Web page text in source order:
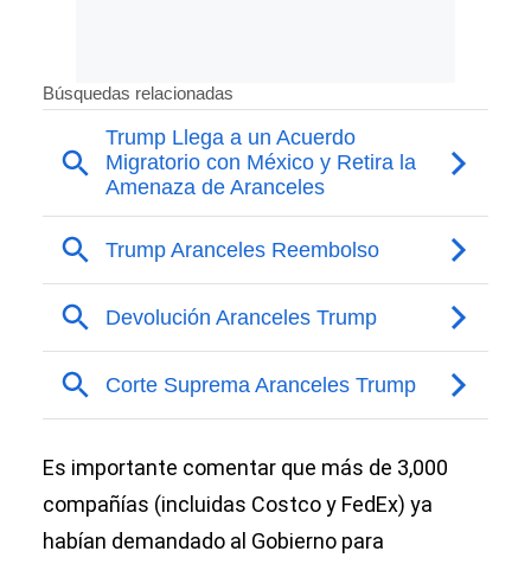
Es importante comentar que más de 3,000
compañías (incluidas Costco y FedEx) ya
habían demandado al Gobierno para